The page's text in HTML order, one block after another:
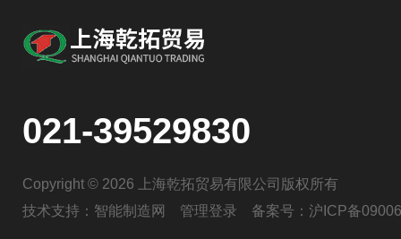
021-39529830
Copyright © 2026 上海乾拓贸易有限公司版权所有
技术支持： 智能制造网 管理登录 备案号： 沪ICP备